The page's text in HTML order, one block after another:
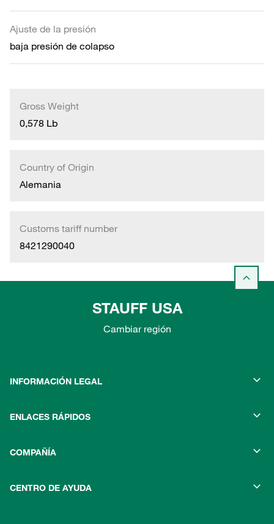
Ajuste de la presión
baja presión de colapso
Gross Weight
0,578 Lb
Country of Origin
Alemania
Customs tariff number
8421290040
STAUFF USA
Cambiar región
INFORMACIÓN LEGAL
ENLACES RÁPIDOS
COMPAÑÍA
CENTRO DE AYUDA